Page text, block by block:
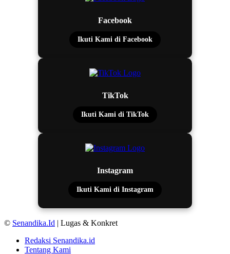
Facebook
Ikuti Kami di Facebook
TikTok
Ikuti Kami di TikTok
Instagram
Ikuti Kami di Instagram
© Senandika.Id | Lugas & Konkret
Redaksi Senandika.id
Tentang Kami